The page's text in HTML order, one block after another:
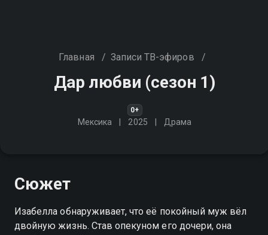
Главная / Записи ТВ-эфиров /
Дар любви (сезон 1)
0+
Мексика 2025 Драма
Сюжет
Изабелла обнаруживает, что её покойный муж вёл
двойную жизнь. Став опекуном его дочери, она